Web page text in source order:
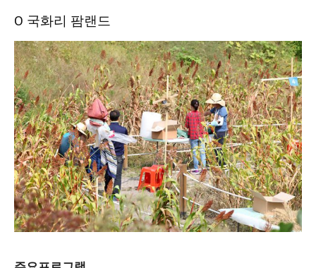
Ο 국화리 팜랜드